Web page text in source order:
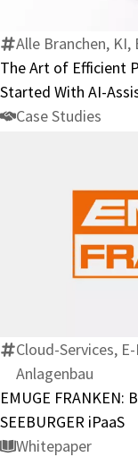
Alle Branchen,
The Art of Efficient
Started With AI-
Case Studies
Cloud-Services,
Anlagenbau
EMUGE
SEEBURGER iPaaS
Whitepaper